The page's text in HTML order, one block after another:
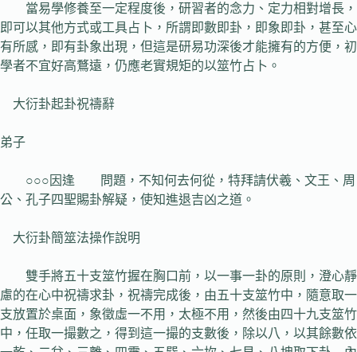
當易學修養至一定程度後，研習者的念力、定力相對增長，
即可以其他方式或工具占卜，所謂即數即卦，即象即卦，甚至心
有所感，即有卦象出現，但這是研易功深後才能擁有的方便，初
學者不宜好高鶩遠，仍應老實規矩的以筮竹占卜。
大衍卦起卦祝禱辭
弟子
○○○因逢 問題，不知何去何從，特拜請伏羲、文王、周
公、孔子四聖賜卦解疑，使知進退吉凶之道。
大衍卦簡筮法操作說明
雙手將五十支筮竹握在胸口前，以一事一卦的原則，澄心靜
慮的在心中祝禱求卦，祝禱完成後，由五十支筮竹中，隨意取一
支放置於桌面，象徵虛一不用，太極不用，然後由四十九支筮竹
中，任取一撮數之，得到這一撮的支數後，除以八，以其餘數依